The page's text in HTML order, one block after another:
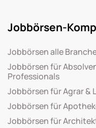
Jobbörsen-
Jobbörsen alle
Jobbörsen für
Professionals
Jobbörsen für Agrar &
Jobbörsen für
Jobbörsen für